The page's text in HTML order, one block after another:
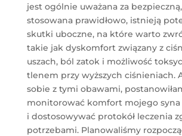
jest ogólnie uważana za
stosowana prawidłowo, istnieją
skutki uboczne, na które warto
takie jak dyskomfort związany z
uszach, ból zatok i możliwość
tlenem przy wyższych ciśnieniach.
sobie z tymi obawami,
monitorować komfort mojego syna
i dostosowywać protokół leczenia
potrzebami. Planowaliśmy